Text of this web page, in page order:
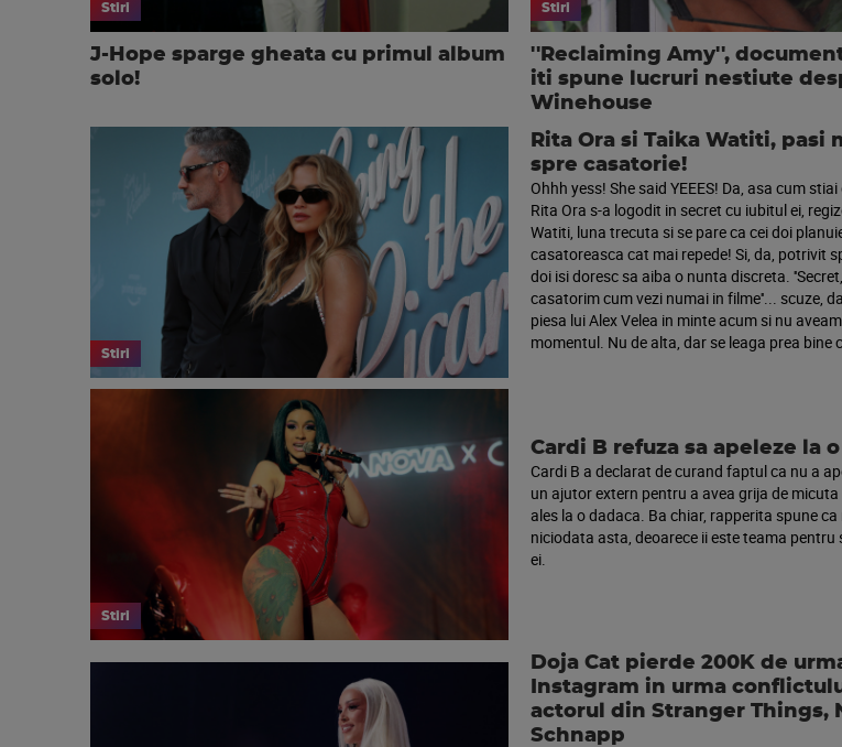
Stiri
J-Hope sparge gheata cu primul album
solo!
Stiri
''Reclaiming Amy'',
iti spune lucruri nestiute
Winehouse
Stiri
Rita Ora si Taika Watiti, pasi
spre casatorie!
Ohhh yess! She said YEEES! Da, asa cum
Rita Ora s-a logodit in secret cu iubitul ei,
Watiti, luna trecuta si se pare ca cei doi
casatoreasca cat mai repede! Si, da, potrivit
doi isi doresc sa aiba o nunta discreta.
casatorim cum vezi numai in filme''... scuze,
piesa lui Alex Velea in minte acum si nu
momentul. Nu de alta, dar se leaga prea bine
Stiri
Cardi B refuza sa apeleze la
Cardi B a declarat de curand faptul ca nu a
un ajutor extern pentru a avea grija de
ales la o dadaca. Ba chiar, rapperita spune
niciodata asta, deoarece ii este teama
ei.
Doja Cat pierde 200K de
Instagram in urma
actorul din Stranger Things,
Schnapp